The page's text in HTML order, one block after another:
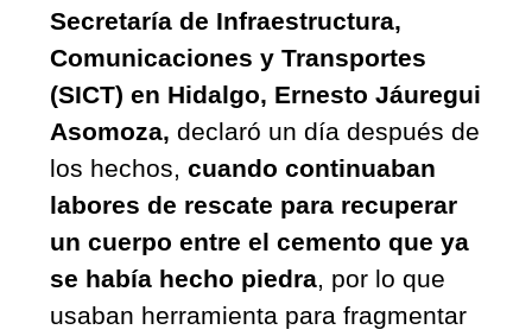
Secretaría de Infraestructura,
Comunicaciones y Transportes
(SICT) en Hidalgo, Ernesto Jáuregui
Asomoza, declaró un día después de
los hechos, cuando continuaban
labores de rescate para recuperar
un cuerpo entre el cemento que ya
se había hecho piedra, por lo que
usaban herramienta para fragmentar